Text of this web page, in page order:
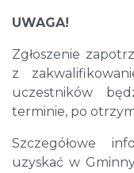
UWAGA!
Zgłoszenie
z
uczestników
terminie, po
Szczegółowe
uzyskać w